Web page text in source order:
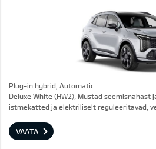
Plug-in hybrid, Automatic
Deluxe White (HW2), Mustad seemisnahast
istmekatted ja elektriliselt reguleeritavad,
VAATA